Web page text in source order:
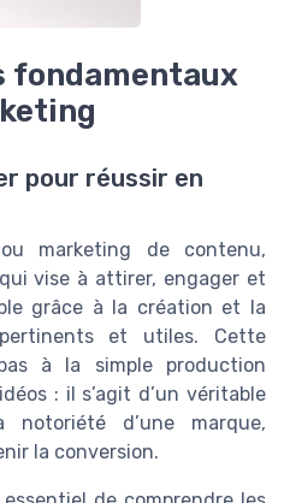
fondamentaux
pour réussir en
marketing de contenu,
vise à attirer, engager et
grâce à la création et la
et utiles. Cette
à la simple production
: il s’agit d’un véritable
d’une marque,
la conversion.